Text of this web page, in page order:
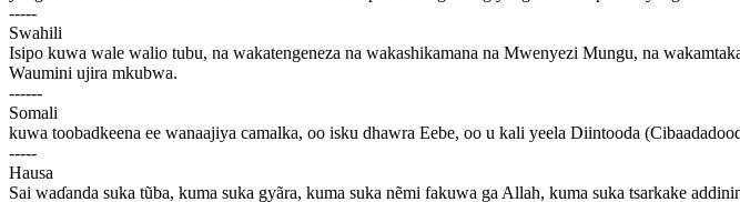
-----
Swahili
Isipo kuwa wale walio tubu, na wakatengeneza na wakashikamana na Mwenyezi Mungu, na
Waumini ujira mkubwa.
------
Somali
kuwa toobadkeena ee wanaajiya camalka, oo isku dhawra Eebe, oo u kali yeela Diintooda
-----
Hausa
Sai waɗanda suka tũba, kuma suka gyãra, kuma suka nẽmi fakuwa ga Allah, kuma suka tsarkake